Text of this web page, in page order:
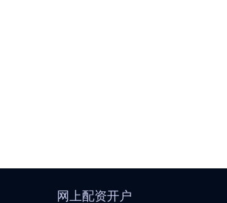
网上配资开户